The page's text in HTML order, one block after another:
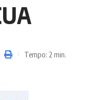
Tempo: 2 min.